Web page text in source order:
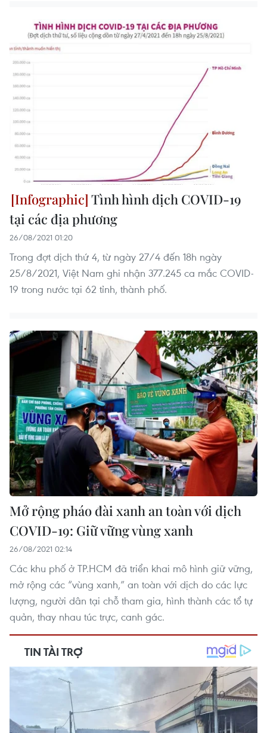
Tình hình dịch COVID-19
tại các địa phương
26/08/2021 01:20
Trong đợt dịch thứ 4, từ ngày 27/4 đến 18h ngày
25/8/2021, Việt Nam ghi nhận 377.245 ca mắc COVID-
19 trong nước tại 62 tỉnh, thành phố.
Mở rộng pháo đài xanh an toàn với dịch
COVID-19: Giữ vững vùng xanh
26/08/2021 02:14
Các khu phố ở TP.HCM đã triển khai mô hình giữ vững,
mở rộng các “vùng xanh,” an toàn với dịch do các lực
lượng, người dân tại chỗ tham gia, hình thành các tổ tự
quản, thay nhau túc trực, canh gác.